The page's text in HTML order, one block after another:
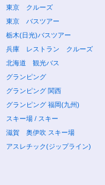
東京 クルーズ
東京 バスツアー
栃木(日光)バスツアー
兵庫 レストラン クルーズ
北海道 観光バス
グランピング
グランピング 関西
グランピング 福岡(九州)
スキー場 / スキー
滋賀 奥伊吹 スキー場
アスレチック(ジップライン)